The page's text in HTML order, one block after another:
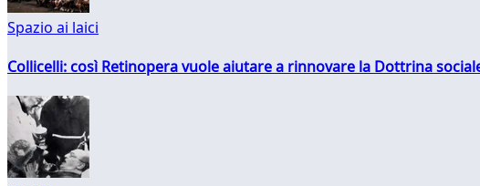
Spazio ai laici
Collicelli: così Retinopera vuole aiutare a rinnovare la Dottrina